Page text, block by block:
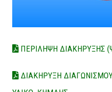
ΠΕΡΙΛΗΨΗ ΔΙΑΚΗΡΥΞΗΣ
ΔΙΑΚΗΡΥΞΗ